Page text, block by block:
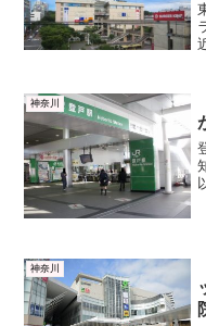
神奈川
神奈川